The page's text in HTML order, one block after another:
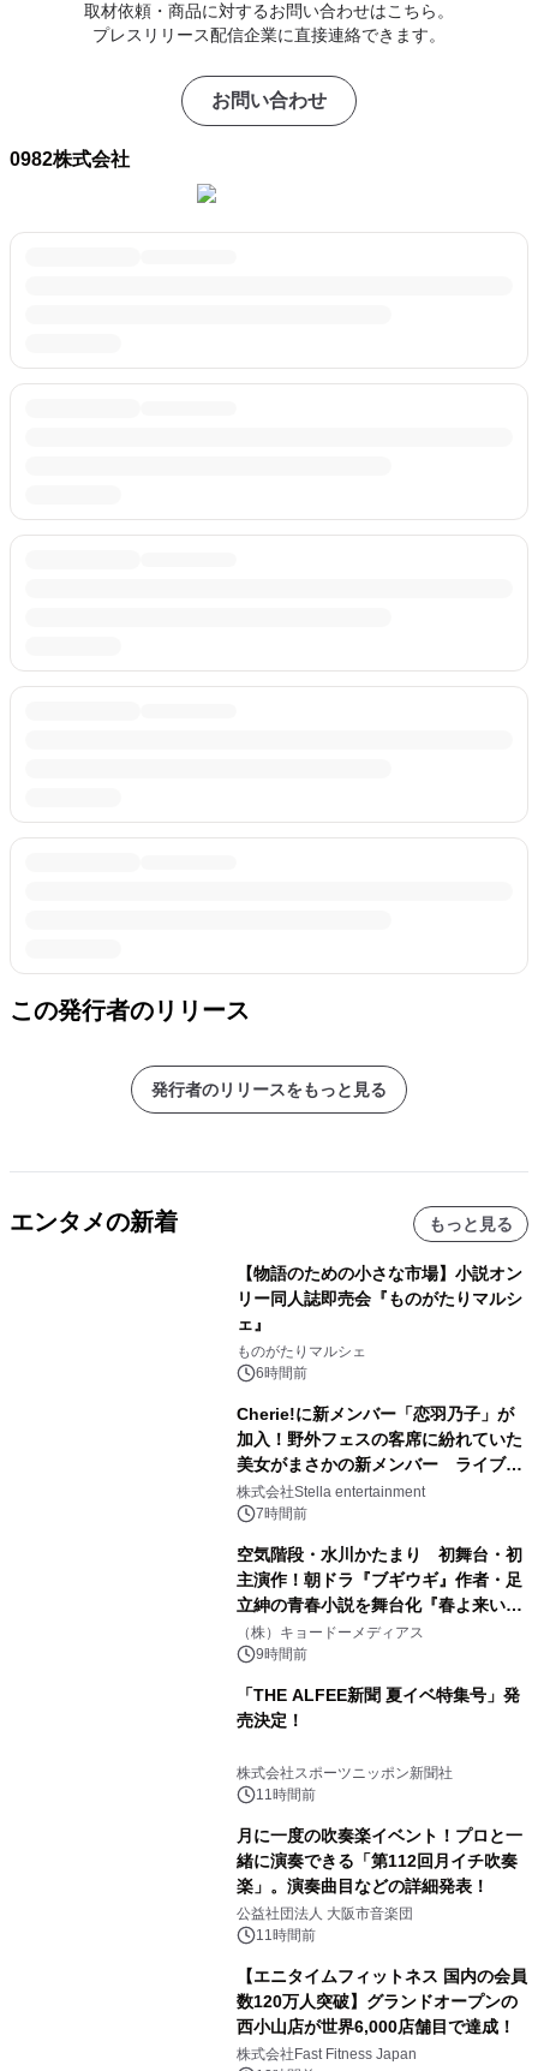
取材依頼・商品に対するお問い合わせはこちら。
プレスリリース配信企業に直接連絡できます。
お問い合わせ
0982株式会社
この発行者のリリース
発行者のリリースをもっと見る
エンタメの新着 もっと見る
【物語のための小さな市場】小説オン
リー同人誌即売会『ものがたりマルシ
ェ』
ものがたりマルシェ
6時間前
Cherie!に新メンバー「恋羽乃子」が
加入！野外フェスの客席に紛れていた
美女がまさかの新メンバー ライブ中
のサプライズ発表に会場騒然
株式会社Stella entertainment
7時間前
空気階段・水川かたまり 初舞台・初
主演作！朝ドラ『ブギウギ』作者・足
立紳の青春小説を舞台化『春よ来い、
マジで来い』キービジュアル解禁！
（株）キョードーメディアス
9時間前
「THE ALFEE新聞 夏イベ特集号」発
売決定！
株式会社スポーツニッポン新聞社
11時間前
月に一度の吹奏楽イベント！プロと一
緒に演奏できる「第112回月イチ吹奏
楽」。演奏曲目などの詳細発表！
公益社団法人 大阪市音楽団
11時間前
【エニタイムフィットネス 国内の会員
数120万人突破】グランドオープンの
西小山店が世界6,000店舗目で達成！
株式会社Fast Fitness Japan